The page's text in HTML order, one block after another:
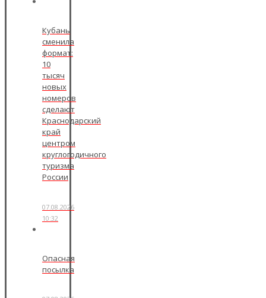
Кубань
сменила
формат:
10
тысяч
новых
номеров
сделают
Краснодарский
край
центром
круглогодичного
туризма
России
07.08.2026
10:32
Опасная
посылка